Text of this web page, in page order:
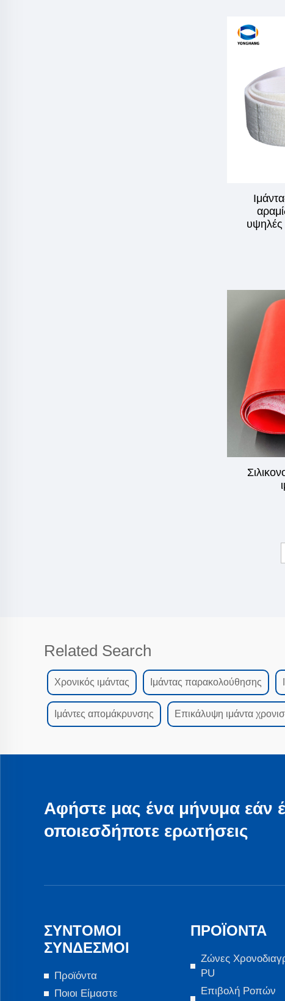
υψηλές
Related Search
Χρονικός ιμάντας Ιμάντας παρακολούθησης
Ιμάντες απομάκρυνσης Επικάλυψη ιμάντα
Αφήστε μας ένα μήνυμα εάν
οποιεσδήποτε ερωτήσεις
ΣΎΝΤΟΜΟΙ
ΣΎΝΔΕΣΜΟΙ
Προϊόντα
Ποιοι Είμαστε
ΠΡΟΪΌΝΤΑ
Ζώνες
PU
Επιβολή Ροπών